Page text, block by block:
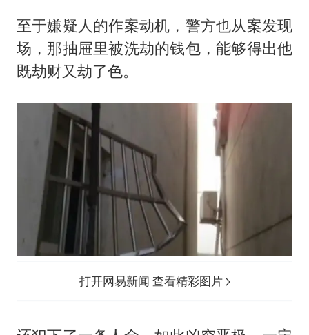
至于嫌疑人的作案动机，警方也从案发现
场，那抽屉里被洗劫的钱包，能够得出他
既劫财又劫了色。
打开网易新闻 查看精彩图片